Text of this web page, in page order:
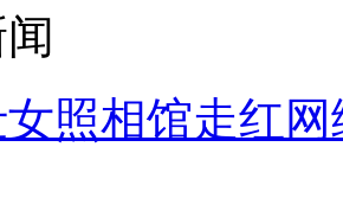
照相馆走红网